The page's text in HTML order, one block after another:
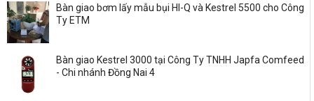
Bàn giao bơm lấy mẫu bụi HI-Q và Kestrel 5500 cho Công
Ty ETM
Bàn giao Kestrel 3000 tại Công Ty TNHH Japfa Comfeed
- Chi nhánh Đồng Nai 4